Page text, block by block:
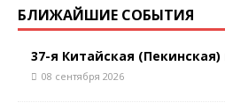
БЛИЖАЙШИЕ СОБЫТИЯ
37-я Китайская
08 сентября 2026